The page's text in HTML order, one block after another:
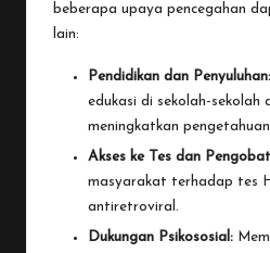
beberapa upaya pencegahan
lain:
Pendidikan dan Penyuluhan:
edukasi di sekolah-sekolah
meningkatkan
Akses ke Tes dan
masyarakat terhadap tes
antiretroviral.
Dukungan Psikososial: